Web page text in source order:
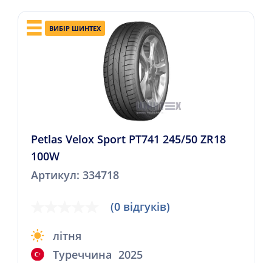
ВИБІР ШИНТЕХ
Petlas Velox Sport PT741 245/50 ZR18
100W
Артикул: 334718
(0 відгуків)
літня
Туреччина 2025